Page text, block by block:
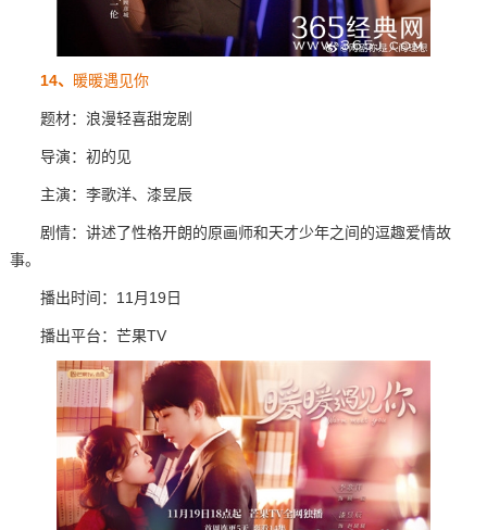
14、 暖暖遇见你
题材：浪漫轻喜甜宠剧
导演：初的见
主演：李歌洋、漆昱辰
剧情：讲述了性格开朗的原画师和天才少年之间的逗趣爱情故
事。
播出时间：11月19日
播出平台：芒果TV